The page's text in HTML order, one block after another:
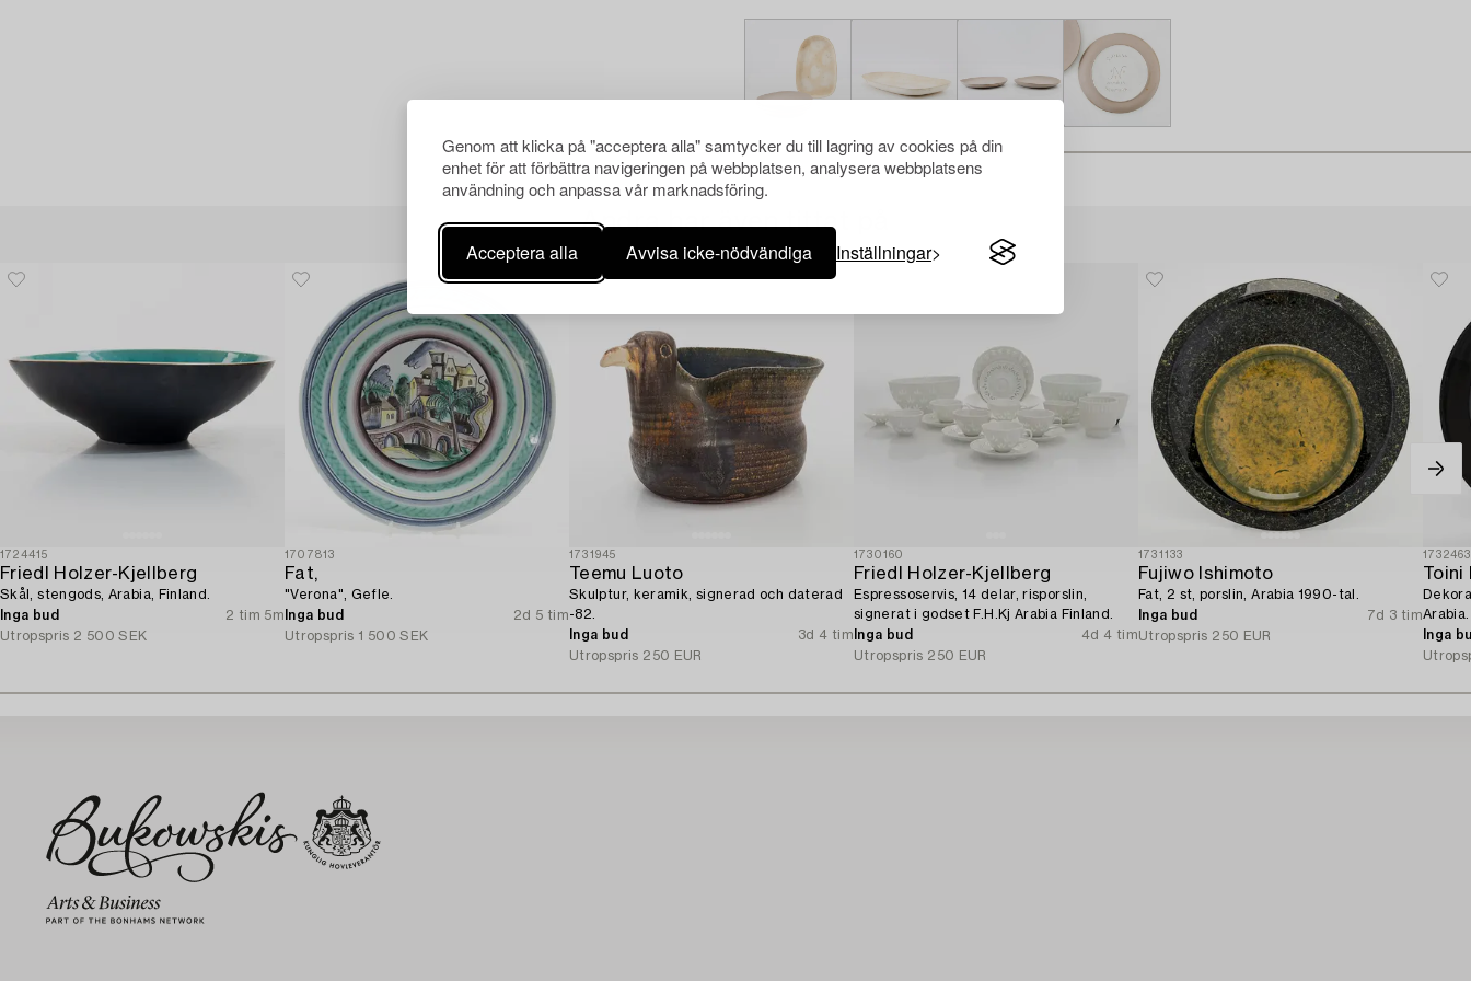
Genom att klicka på "acceptera alla" samtycker du till lagring av cookies på din
enhet för att förbättra navigeringen på webbplatsen, analysera webbplatsens
användning och anpassa vår marknadsföring.
Acceptera alla Avvisa icke-nödvändiga Inställningar
Andra har även tittat på
1724415
Friedl Holzer-Kjellberg
Skål, stengods, Arabia, Finland.
Inga bud
2 tim 5m
Utropspris 2 500 SEK
1707813
Fat,
"Verona", Gefle.
Inga bud
2d 5 tim
Utropspris 1 500 SEK
1731945
Teemu Luoto
Skulptur, keramik, signerad och daterad
-82.
Inga bud
3d 4 tim
Utropspris 250 EUR
1730160
Friedl Holzer-Kjellberg
Espressoservis, 14 delar, risporslin,
signerat i godset F.H.Kj Arabia Finland.
Inga bud
4d 4 tim
Utropspris 250 EUR
1731133
Fujiwo Ishimoto
Fat, 2 st, porslin, Arabia 1990-tal.
Inga bud
7d 3 tim
Utropspris 250 EUR
1732463
Toini
Arabia.
Inga